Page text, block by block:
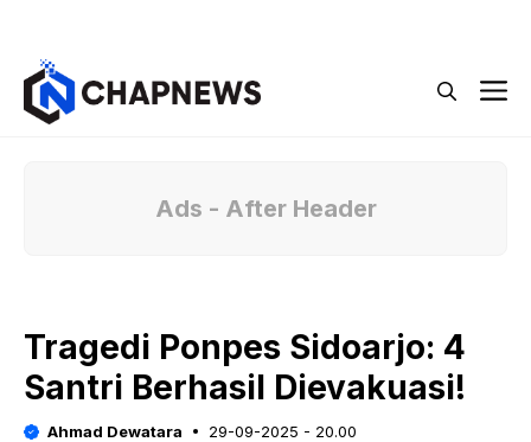
Ads - After Header
Tragedi Ponpes Sidoarjo: 4
Santri Berhasil Dievakuasi!
Ahmad Dewatara 29-09-2025 - 20.00